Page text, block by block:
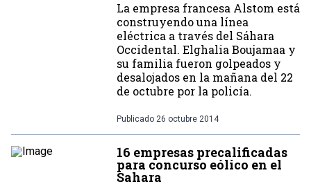
La empresa francesa Alstom está
construyendo una línea
eléctrica a través del Sáhara
Occidental. Elghalia Boujamaa y
su familia fueron golpeados y
desalojados en la mañana del 22
de octubre por la policía.
Publicado 26 octubre 2014
16 empresas precalificadas
para concurso eólico en el
Sahara